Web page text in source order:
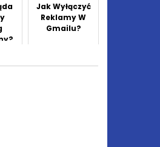
Jak Wyłączyć
Reklamy W
Gmailu?